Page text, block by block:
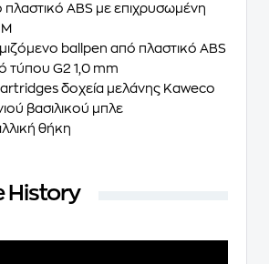
πλαστικό ABS με επιχρυσωμένη
ballpen από πλαστικό ABS
τύπου G2 1,0 mm
δοχεία μελάνης Kaweco
βασιλικού μπλε
θήκη
History